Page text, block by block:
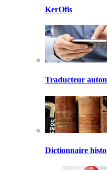
KerOfis
Traducteur
Dictionnaire